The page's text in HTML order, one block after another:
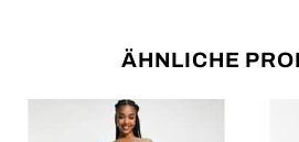
ÄHNLICHE